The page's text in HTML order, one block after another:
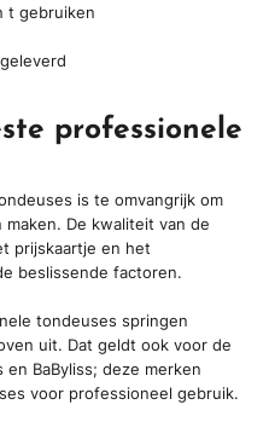
t gebruiken
professionele
is te omvangrijk om
De kwaliteit van de
prijskaartje en het
beslissende factoren.
tondeuses springen
uit. Dat geldt ook voor de
en BaByliss; deze merken
voor professioneel gebruik.